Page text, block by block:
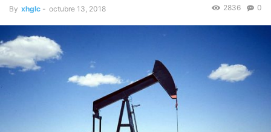
By xhglc - octubre 13, 2018 0
2836